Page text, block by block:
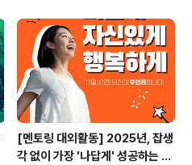
[멘토링 대외활동] 2025년, 잡생
각 없이 가장 '나답게' 성공하는 법